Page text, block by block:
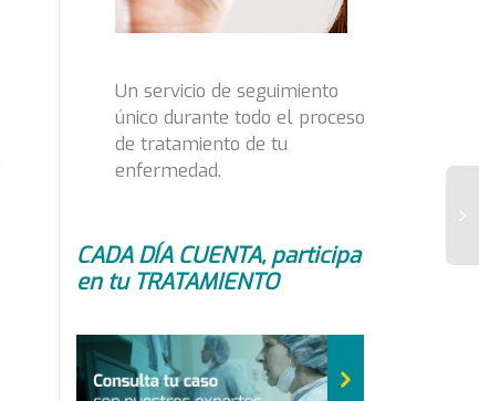
Un servicio de seguimiento
único durante todo el proceso
de tratamiento de tu
enfermedad.
CADA DÍA CUENTA, participa
en tu TRATAMIENTO